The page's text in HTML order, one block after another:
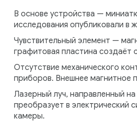
В основе устройства —
исследования опубликовали в
Чувствительный элемент —
графитовая пластина создаёт
Отсутствие механического
приборов. Внешнее магнитное
Лазерный луч, направленный
преобразует в электрический
камеры.